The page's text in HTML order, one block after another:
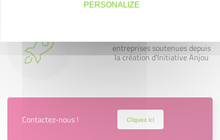
entreprises soutenues depuis
la création d'Initiative Anjou
Contactez-nous ! Cliquez ici
PERSONALIZE